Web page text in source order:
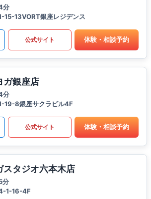
分
15-13VORT銀座レジデンス
公式サイト 体験・相談予約
ガ銀座店
分
19-8銀座サクラビル4F
公式サイト 体験・相談予約
スタジオ六本木店
分
1-16-4F